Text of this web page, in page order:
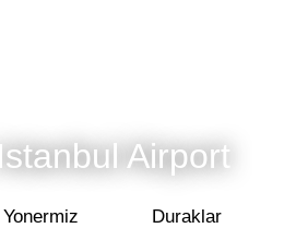
Airport
Yonermiz Duraklar